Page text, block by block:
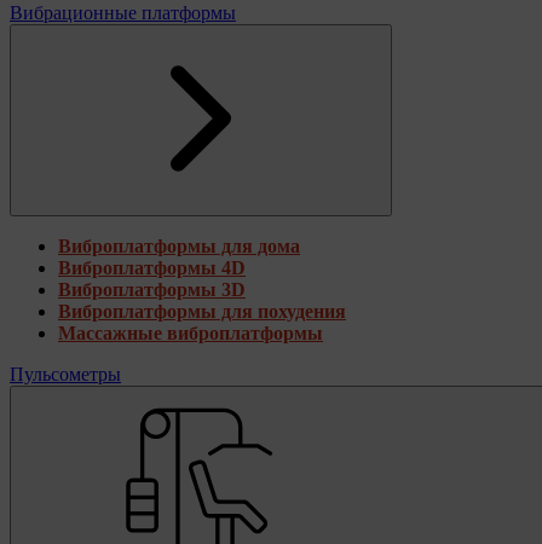
Вибрационные платформы
Виброплатформы для дома
Виброплатформы 4D
Виброплатформы 3D
Виброплатформы для похудения
Массажные виброплатформы
Пульсометры